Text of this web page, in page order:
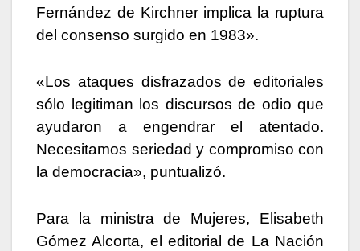
Fernández de Kirchner implica la ruptura
del consenso surgido en 1983».
«Los ataques disfrazados de editoriales
sólo legitiman los discursos de odio que
ayudaron a engendrar el atentado.
Necesitamos seriedad y compromiso con
la democracia», puntualizó.
Para la ministra de Mujeres, Elisabeth
Gómez Alcorta, el editorial de La Nación